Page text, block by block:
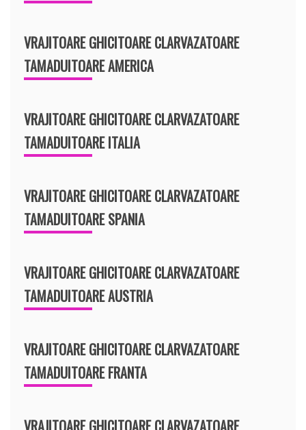
VRAJITOARE GHICITOARE CLARVAZATOARE
TAMADUITOARE AMERICA
VRAJITOARE GHICITOARE CLARVAZATOARE
TAMADUITOARE ITALIA
VRAJITOARE GHICITOARE CLARVAZATOARE
TAMADUITOARE SPANIA
VRAJITOARE GHICITOARE CLARVAZATOARE
TAMADUITOARE AUSTRIA
VRAJITOARE GHICITOARE CLARVAZATOARE
TAMADUITOARE FRANTA
VRAJITOARE GHICITOARE CLARVAZATOARE